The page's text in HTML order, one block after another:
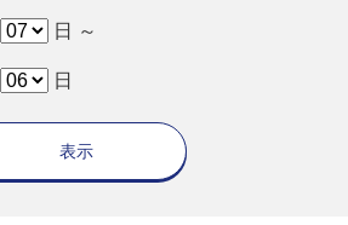
日 ～
日
表示